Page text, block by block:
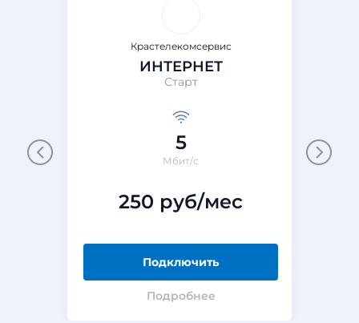
Крастелекомсервис
ИНТЕРНЕТ
Старт
5
Мбит/с
250 руб/мес
Подключить
Подробнее